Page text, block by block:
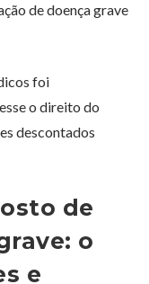
de doença grave
foi
o direito do
descontados
de
o
e